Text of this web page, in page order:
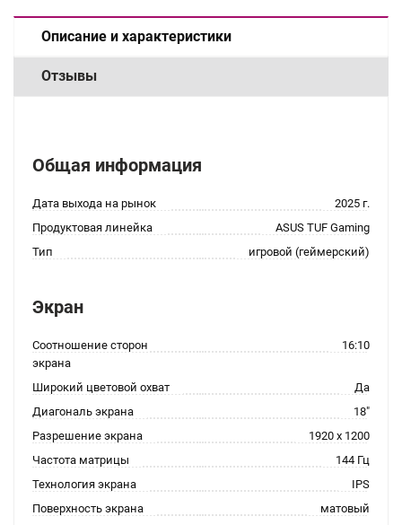
Описание и характеристики
Отзывы
Общая информация
Дата выхода на рынок
2025 г.
Продуктовая линейка
ASUS TUF Gaming
Тип
игровой (геймерский)
Экран
Соотношение сторон
экрана
16:10
Широкий цветовой охват
Да
Диагональ экрана
18"
Разрешение экрана
1920 x 1200
Частота матрицы
144 Гц
Технология экрана
IPS
Поверхность экрана
матовый